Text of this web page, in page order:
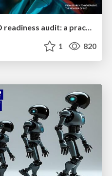
How to build an LLM SEO readiness audit: a practical framework
1 820